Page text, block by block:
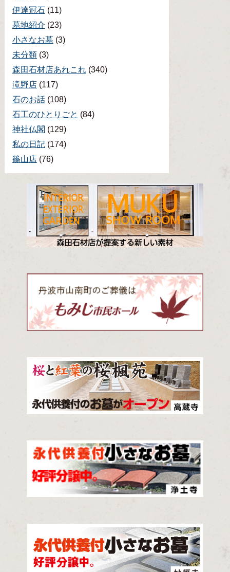
伊達冠石(11)
墓地紹介 (23)
小さなお墓 (3)
未分類(3)
森田石材店あれこれ(340)
滝野店(117)
石のお話(108)
石工のひとりごと (84)
神社仏閣 (129)
私の日記(174)
篠山店(76)